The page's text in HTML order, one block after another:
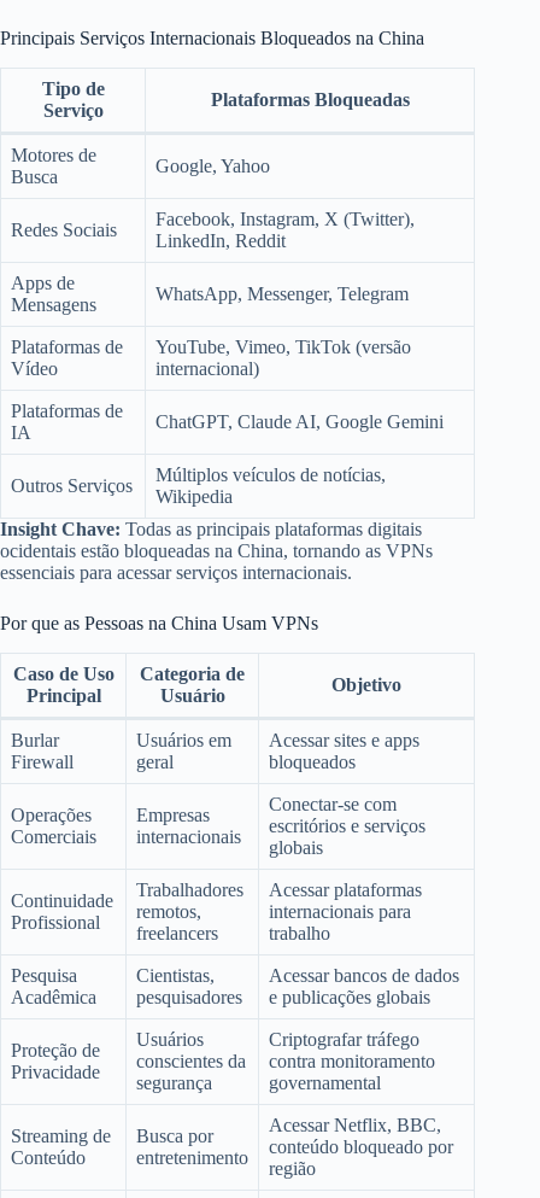
Principais Serviços Internacionais Bloqueados na China
Tipo de
Serviço
Plataformas Bloqueadas
Motores de
Busca
Google, Yahoo
Redes Sociais
Facebook, Instagram, X (Twitter),
LinkedIn, Reddit
Apps de
Mensagens
WhatsApp, Messenger, Telegram
Plataformas de
Vídeo
YouTube, Vimeo, TikTok (versão
internacional)
Plataformas de
IA
ChatGPT, Claude AI, Google Gemini
Outros Serviços
Múltiplos veículos de notícias,
Wikipedia
Insight Chave: Todas as principais plataformas digitais
ocidentais estão bloqueadas na China, tornando as VPNs
essenciais para acessar serviços internacionais.
Por que as Pessoas na China Usam VPNs
Caso de Uso
Principal
Categoria de
Usuário
Objetivo
Burlar
Firewall
Usuários em
geral
Acessar sites e apps
bloqueados
Operações
Comerciais
Empresas
internacionais
Conectar-se com
escritórios e serviços
globais
Continuidade
Profissional
Trabalhadores
remotos,
freelancers
Acessar plataformas
internacionais para
trabalho
Pesquisa
Acadêmica
Cientistas,
pesquisadores
Acessar bancos de dados
e publicações globais
Proteção de
Privacidade
Usuários
conscientes da
segurança
Criptografar tráfego
contra monitoramento
governamental
Streaming de
Conteúdo
Busca por
entretenimento
Acessar Netflix, BBC,
conteúdo bloqueado por
região